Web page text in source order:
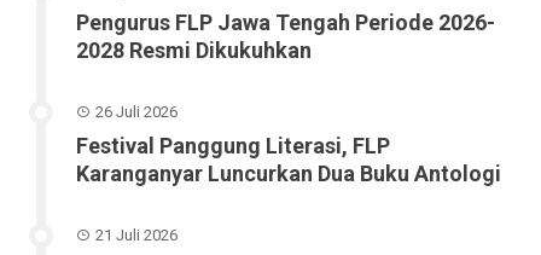
Pengurus FLP Jawa Tengah Periode 2026-
2028 Resmi Dikukuhkan
26 Juli 2026
Festival Panggung Literasi, FLP
Karanganyar Luncurkan Dua Buku Antologi
21 Juli 2026